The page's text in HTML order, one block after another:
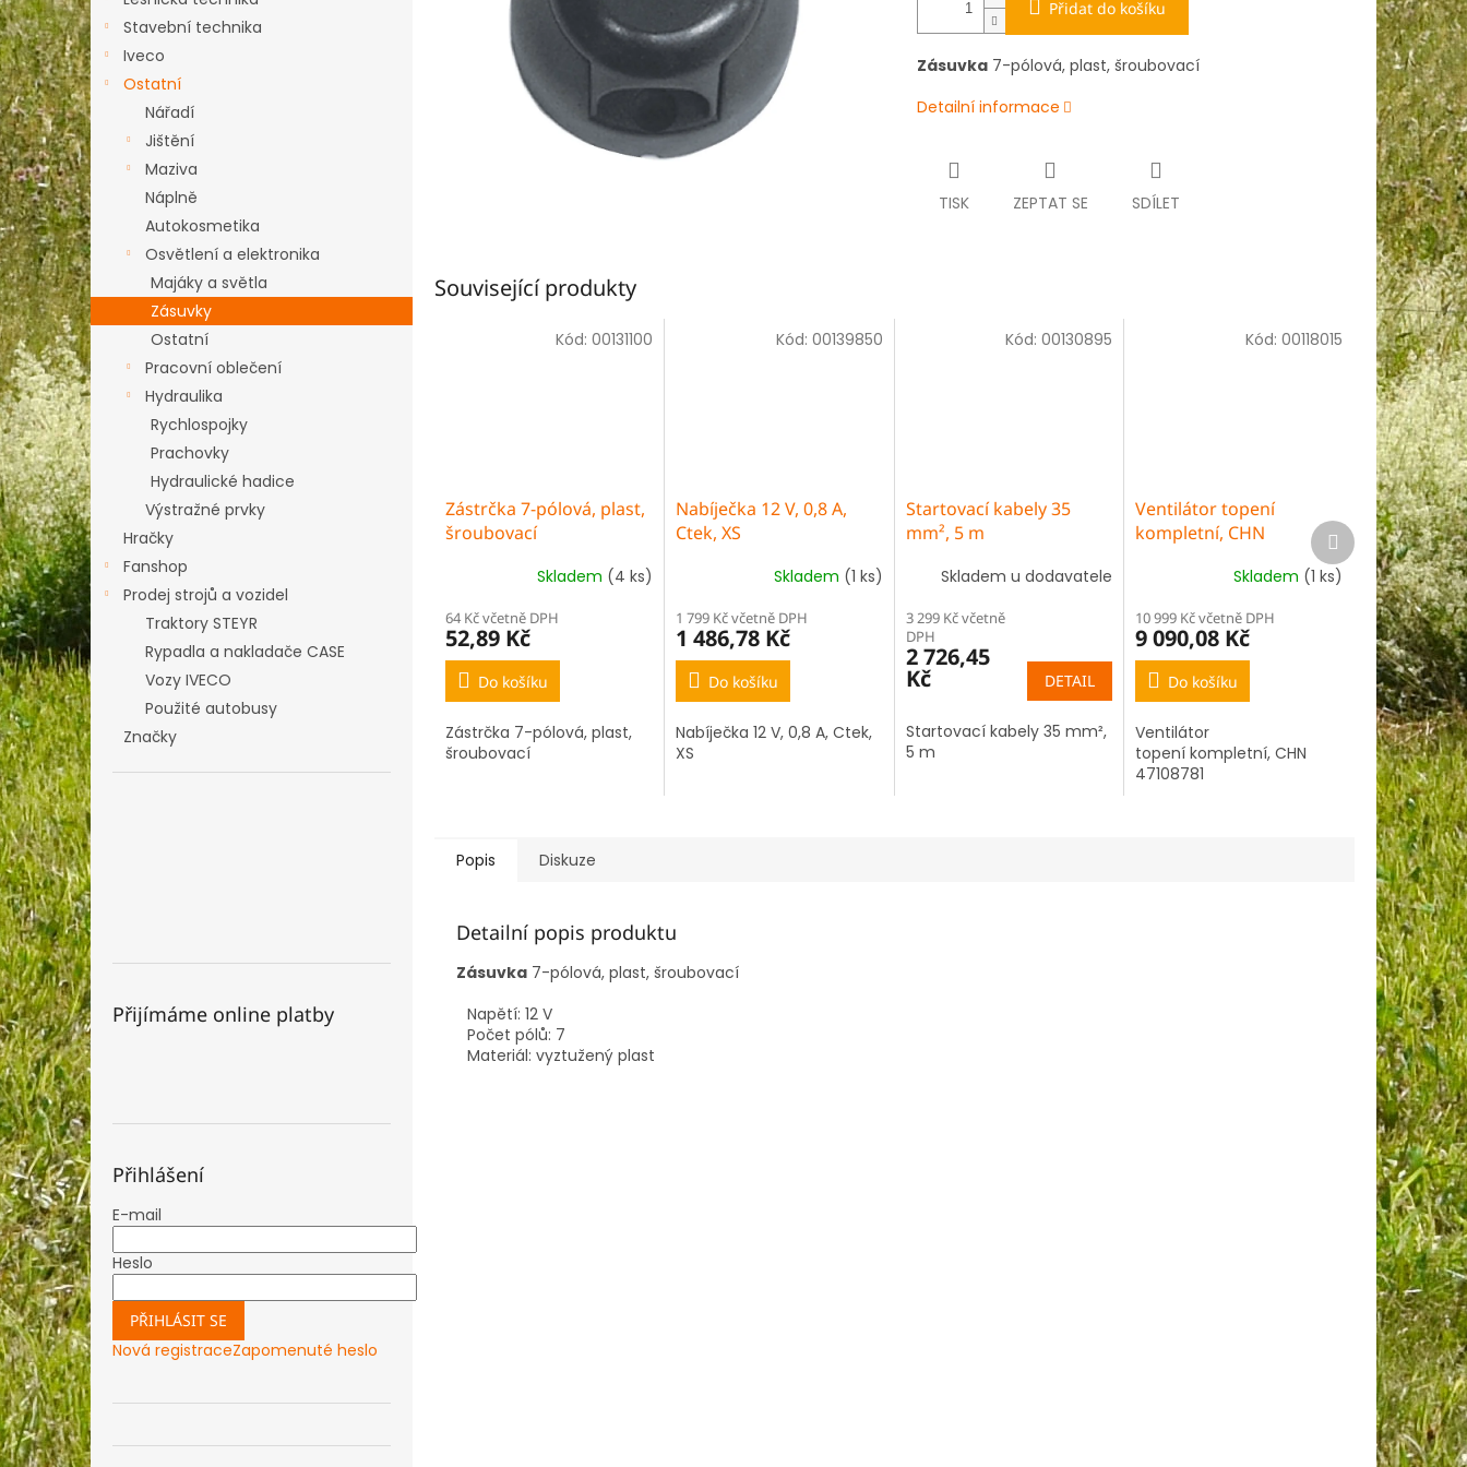
e
l
Stavební technika
Iveco
Ostatní
Nářadí
Jištění
Maziva
Náplně
Autokosmetika
Osvětlení a elektronika
Majáky a světla
Zásuvky
Ostatní
Pracovní oblečení
Hydraulika
Rychlospojky
Prachovky
Hydraulické hadice
Výstražné prvky
Hračky
Fanshop
Prodej strojů a vozidel
Traktory STEYR
Rypadla a nakladače CASE
Vozy IVECO
Použité autobusy
Značky
Přijímáme online platby
Přihlášení
E-mail
Heslo
PŘIHLÁSIT SE
Nová registraceZapomenuté heslo
Přidat do košíku
Zásuvka7-pólová, plast, šroubovací
Detailní informace
TISK ZEPTAT SE SDÍLET
Související produkty
Zástrčka 7-pólová, plast,
šroubovací
Skladem (4 ks)
64 Kč včetně DPH
52,89 Kč
Do košíku
Zástrčka 7-pólová, plast,
šroubovací
Kód: 00131100
Nabíječka 12 V, 0,8 A,
Ctek, XS
Skladem (1 ks)
1 799 Kč včetně DPH
1 486,78 Kč
Do košíku
Nabíječka 12 V, 0,8 A, Ctek,
XS
Kód: 00139850
Startovací kabely 35
mm², 5 m
Skladem u dodavatele
3 299 Kč včetně
DPH
2 726,45
Kč DETAIL
Startovací kabely 35 mm²,
5 m
Kód:00130895
Ventilátor topení
kompletní, CHN
Skladem (1 ks)
10 999 Kč včetně DPH
9 090,08 Kč
Do košíku
Ventilátor
topení kompletní, CHN
47108781
Kód: 00118015
Další
produkt
Popis Diskuze
Detailní popis produktu
Zásuvka 7-pólová, plast, šroubovací
Napětí: 12 V
Počet pólů: 7
Materiál: vyztužený plast